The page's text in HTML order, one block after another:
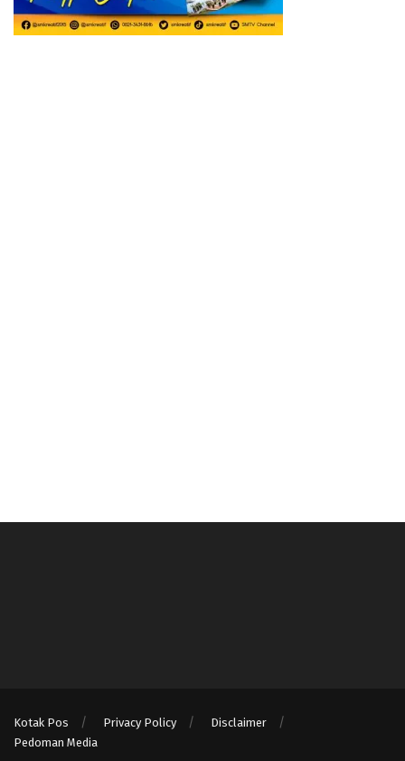
Kotak Pos Privacy Policy
Disclaimer
Pedoman Media